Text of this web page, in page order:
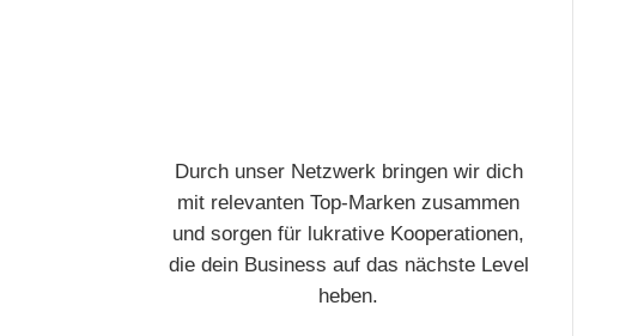
Durch unser Netzwerk bringen wir dich
mit relevanten Top-Marken zusammen
und sorgen für lukrative Kooperationen,
die dein Business auf das nächste Level
heben.